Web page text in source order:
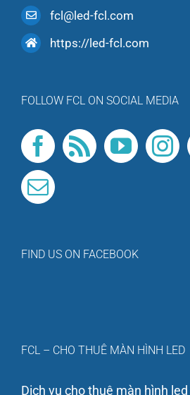
fcl@led-fcl.com
https://led-fcl.com
FOLLOW FCL ON SOCIAL MEDIA
FIND US ON FACEBOOK
FCL – CHO THUÊ MÀN HÌNH LED
Dịch vụ cho thuê màn hình